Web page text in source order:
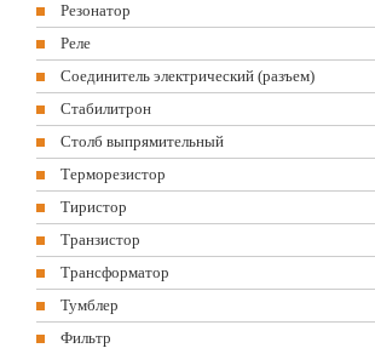
Резонатор
Реле
Соединитель электрический (разъем)
Стабилитрон
Столб выпрямительный
Терморезистор
Тиристор
Транзистор
Трансформатор
Тумблер
Фильтр